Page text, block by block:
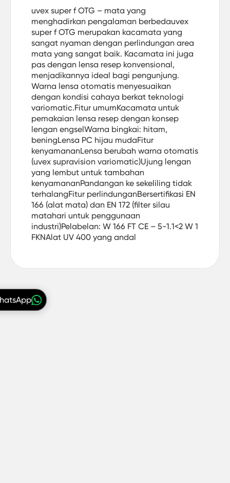
uvex super f OTG – mata yang
menghadirkan pengalaman berbedauvex
super f OTG merupakan kacamata yang
sangat nyaman dengan perlindungan area
mata yang sangat baik. Kacamata ini juga
pas dengan lensa resep konvensional,
menjadikannya ideal bagi pengunjung.
Warna lensa otomatis menyesuaikan
dengan kondisi cahaya berkat teknologi
variomatic.Fitur umumKacamata untuk
pemakaian lensa resep dengan konsep
lengan engselWarna bingkai: hitam,
beningLensa PC hijau mudaFitur
kenyamananLensa berubah warna otomatis
(uvex supravision variomatic)Ujung lengan
yang lembut untuk tambahan
kenyamananPandangan ke sekeliling tidak
terhalangFitur perlindunganBersertifikasi EN
166 (alat mata) dan EN 172 (filter silau
matahari untuk penggunaan
industri)Pelabelan: W 166 FT CE – 5-1.1<2 W 1
FKNAlat UV 400 yang andal